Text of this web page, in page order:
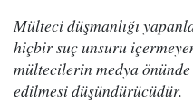
Mülteci düşmanlığı
hiçbir suç unsuru
mültecilerin medya önünde
edilmesi düşündürücüdür.